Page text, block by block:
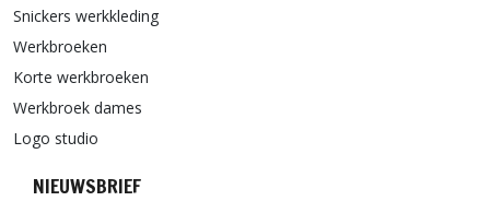
Snickers werkkleding
Werkbroeken
Korte werkbroeken
Werkbroek dames
Logo studio
NIEUWSBRIEF